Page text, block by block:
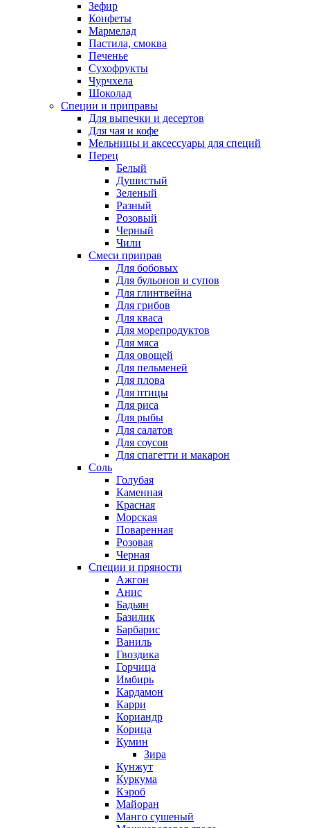
Зефир
Конфеты
Мармелад
Пастила, смоква
Печенье
Сухофрукты
Чурчхела
Шоколад
Специи и приправы
Для выпечки и десертов
Для чая и кофе
Мельницы и аксессуары для специй
Перец
Белый
Душистый
Зеленый
Разный
Розовый
Черный
Чили
Смеси приправ
Для бобовых
Для бульонов и супов
Для глинтвейна
Для грибов
Для кваса
Для морепродуктов
Для мяса
Для овощей
Для пельменей
Для плова
Для птицы
Для риса
Для рыбы
Для салатов
Для соусов
Для спагетти и макарон
Соль
Голубая
Каменная
Красная
Морская
Поваренная
Розовая
Черная
Специи и пряности
Ажгон
Анис
Бадьян
Базилик
Барбарис
Ваниль
Гвоздика
Горчица
Имбирь
Кардамон
Карри
Кориандр
Корица
Кумин
Зира
Кунжут
Куркума
Кэроб
Майоран
Манго сушеный